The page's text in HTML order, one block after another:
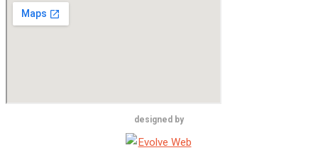
designed by